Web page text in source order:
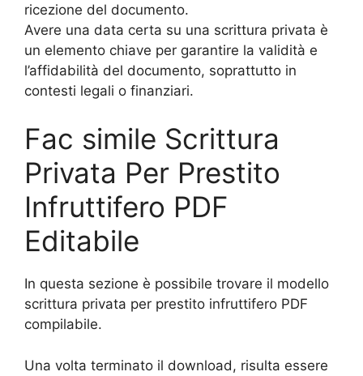
ricezione del documento.
Avere una data certa su una scrittura privata è
un elemento chiave per garantire la validità e
l’affidabilità del documento, soprattutto in
contesti legali o finanziari.
Fac simile Scrittura
Privata Per Prestito
Infruttifero PDF
Editabile
In questa sezione è possibile trovare il modello
scrittura privata per prestito infruttifero PDF
compilabile.
Una volta terminato il download, risulta essere